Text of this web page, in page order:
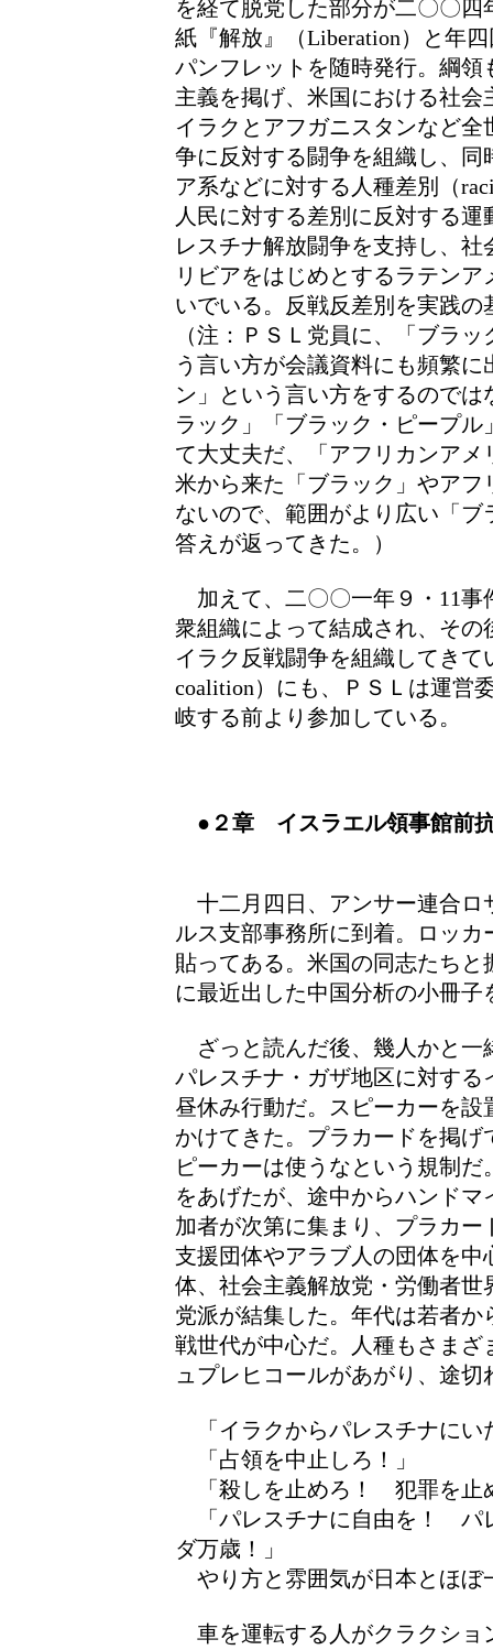
を経て脱党した部分が二〇〇
紙『解放』（Liberation）と年
パンフレットを随時発行。綱
主義を掲げ、米国における社
イラクとアフガニスタンなど
争に反対する闘争を組織し、
ア系などに対する人種差別（
人民に対する差別に反対する
レスチナ解放闘争を支持し、
リビアをはじめとするラテン
いでいる。反戦反差別を実践
（注：ＰＳＬ党員に、「ブラ
う言い方が会議資料にも頻繁
ン」という言い方をするので
ラック」「ブラック・ピープ
て大丈夫だ、「アフリカンア
米から来た「ブラック」やア
ないので、範囲がより広い「
答えが返ってきた。）
加えて、二〇〇一年９・11事
衆組織によって結成され、そ
イラク反戦闘争を組織してきて
coalition）にも、ＰＳＬは運営
岐する前より参加している。
●２章 イスラエル領事館前
十二月四日、アンサー連合ロ
ルス支部事務所に到着。ロッ
貼ってある。米国の同志たち
に最近出した中国分析の小冊子
ざっと読んだ後、幾人かと一
パレスチナ・ガザ地区に対す
昼休み行動だ。スピーカーを
かけてきた。プラカードを掲
ピーカーは使うなという規制
をあげたが、途中からハンド
加者が次第に集まり、プラカ
支援団体やアラブ人の団体を
体、社会主義解放党・労働者
党派が結集した。年代は若者
戦世代が中心だ。人種もさま
ュプレヒコールがあがり、途
「イラクからパレスチナにい
「占領を中止しろ！」
「殺しを止めろ！ 犯罪を止
「パレスチナに自由を！ パ
ダ万歳！」
やり方と雰囲気が日本とほぼ
車を運転する人がクラクショ